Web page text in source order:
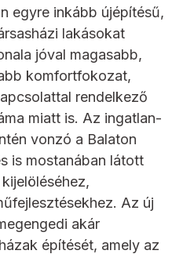
egyre inkább újépítésű,
lakásokat
jóval magasabb,
komfortfokozat,
rendelkező
miatt is. Az ingatlan-
vonzó a Balaton
is mostanában látott
Az új
akár
építését, amely az